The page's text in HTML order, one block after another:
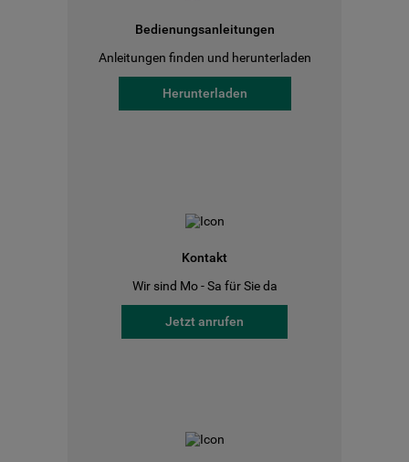
Bedienungsanleitungen
Anleitungen finden und herunterladen
Herunterladen
Kontakt
Wir sind Mo - Sa für Sie da
Jetzt anrufen